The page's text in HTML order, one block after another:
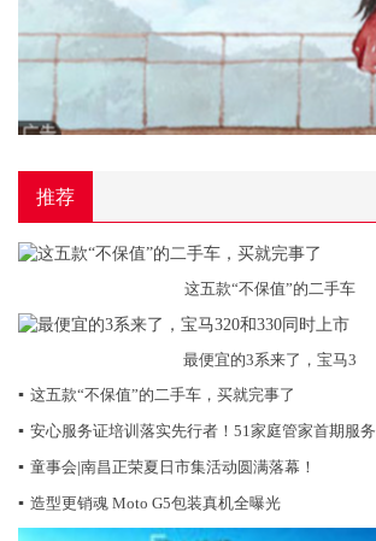
推荐
这五款“不保值”的二手车
最便宜的3系来了，宝马3
▪ 这五款“不保值”的二手车，买就完事了
▪ 安心服务证培训落实先行者！51家庭管家首期服务
▪ 童事会|南昌正荣夏日市集活动圆满落幕！
▪ 造型更销魂 Moto G5包装真机全曝光